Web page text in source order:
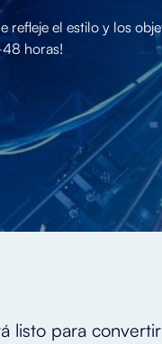
el estilo y los
horas!
listo para